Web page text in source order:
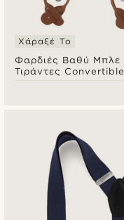
Φαρδιές Βαθύ Μπλε
Τιράντες Convertible
Χάραξέ Το